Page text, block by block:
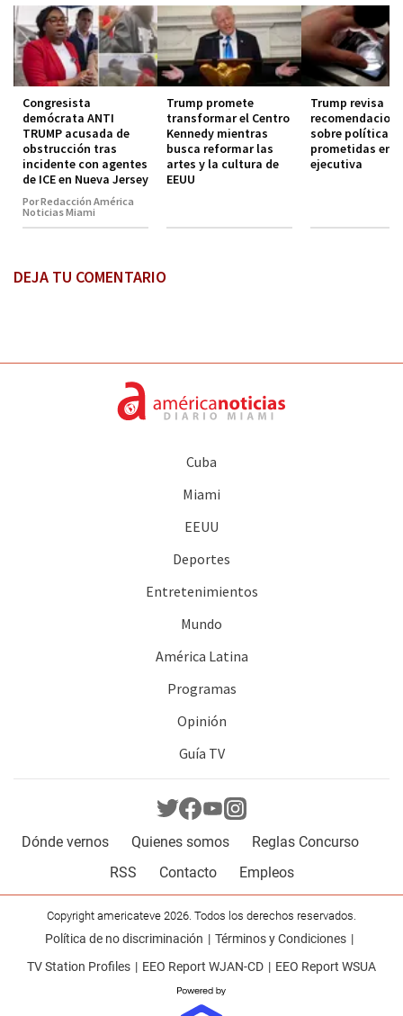
Congresista
demócrata ANTI
TRUMP acusada de
obstrucción tras
incidente con agentes
de ICE en Nueva Jersey
Por Redacción América
Noticias Miami
Trump promete
transformar el Centro
Kennedy mientras
busca reformar las
artes y la cultura de
EEUU
Trump revisa
sobre política
prometidas en
ejecutiva
DEJA TU COMENTARIO
Cuba
Miami
EEUU
Deportes
Entretenimientos
Mundo
América Latina
Programas
Opinión
Guía TV
Dónde vernos Quienes somos
Reglas Concurso
RSS
Contacto Empleos
Copyright americateve 2026. Todos los derechos reservados.
Política de no discriminación
Términos y Condiciones
TV Station Profiles
EEO Report WJAN-CD EEO Report WSUA